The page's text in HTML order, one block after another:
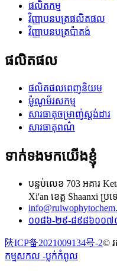
ផលិតកម្ម
វិញ្ញាបនបត្រផលិតផល
វិញ្ញាបនបត្រប៉ាតង់
ផលិតផល
ផលិតផលពេញនិយម
ម៉ូណូម័រសកម្ម
សារធាតុចម្រាញ់ស្តង់ដារ
សារធាតុពណ៌
ទាក់ទងមកយើងខ្ញុំ
បន្ទប់លេខ 703 អគារ
Xi'an ខេត្ត Shaanxi ប្រ
០០៨៦-២៩-៨៩៨៦០០៧
陕ICP备2021009134号-2©
កម្មសកល -ប្លក់​កំពូល